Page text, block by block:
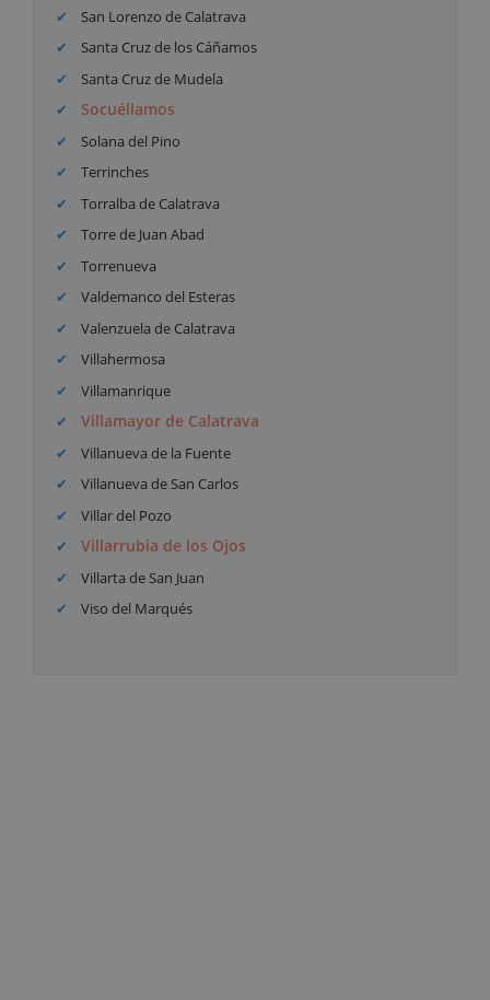
San Lorenzo de Calatrava
Santa Cruz de los Cáñamos
Santa Cruz de Mudela
Socuéllamos
Solana del Pino
Terrinches
Torralba de Calatrava
Torre de Juan Abad
Torrenueva
Valdemanco del Esteras
Valenzuela de Calatrava
Villahermosa
Villamanrique
Villamayor de Calatrava
Villanueva de la Fuente
Villanueva de San Carlos
Villar del Pozo
Villarrubia de los Ojos
Villarta de San Juan
Viso del Marqués